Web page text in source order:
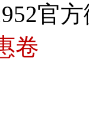
官
卷